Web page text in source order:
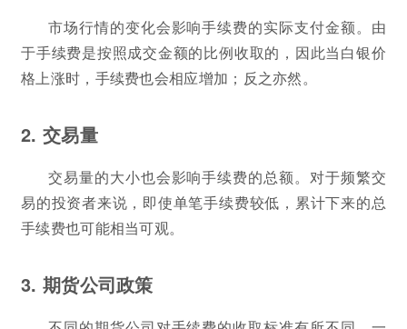
市场行情的变化会影响手续费的实际支付金额。由
于手续费是按照成交金额的比例收取的，因此当白银价
格上涨时，手续费也会相应增加；反之亦然。
2. 交易量
交易量的大小也会影响手续费的总额。对于频繁交
易的投资者来说，即使单笔手续费较低，累计下来的总
手续费也可能相当可观。
3. 期货公司政策